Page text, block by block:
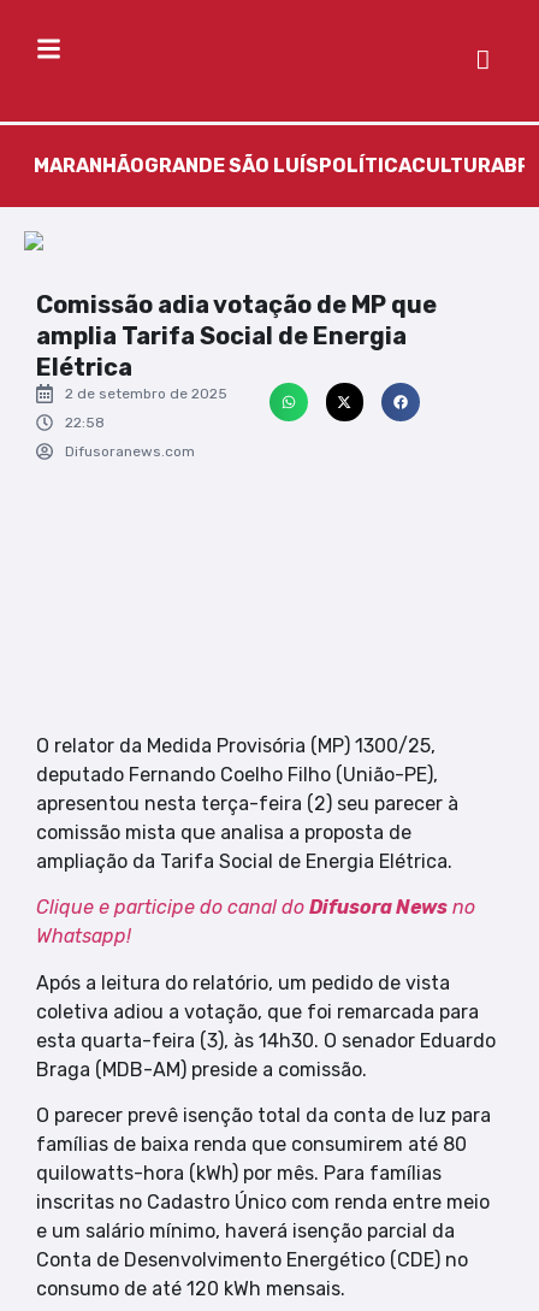
MARANHÃOGRANDE SÃO LUÍSPOLÍTICACULTURA
Comissão adia votação de MP que
amplia Tarifa Social de Energia
Elétrica
2 de setembro de 2025
22:58
Difusoranews.com
O relator da Medida Provisória (MP) 1300/25,
deputado Fernando Coelho Filho (União-PE),
apresentou nesta terça-feira (2) seu parecer à
comissão mista que analisa a proposta de
ampliação da Tarifa Social de Energia Elétrica.
Clique e participe do canal do Difusora News no
Whatsapp!
Após a leitura do relatório, um pedido de vista
coletiva adiou a votação, que foi remarcada para
esta quarta-feira (3), às 14h30. O senador Eduardo
Braga (MDB-AM) preside a comissão.
O parecer prevê isenção total da conta de luz para
famílias de baixa renda que consumirem até 80
quilowatts-hora (kWh) por mês. Para famílias
inscritas no Cadastro Único com renda entre meio
e um salário mínimo, haverá isenção parcial da
Conta de Desenvolvimento Energético (CDE) no
consumo de até 120 kWh mensais.